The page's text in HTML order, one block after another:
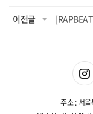
이전글
주소 : 서